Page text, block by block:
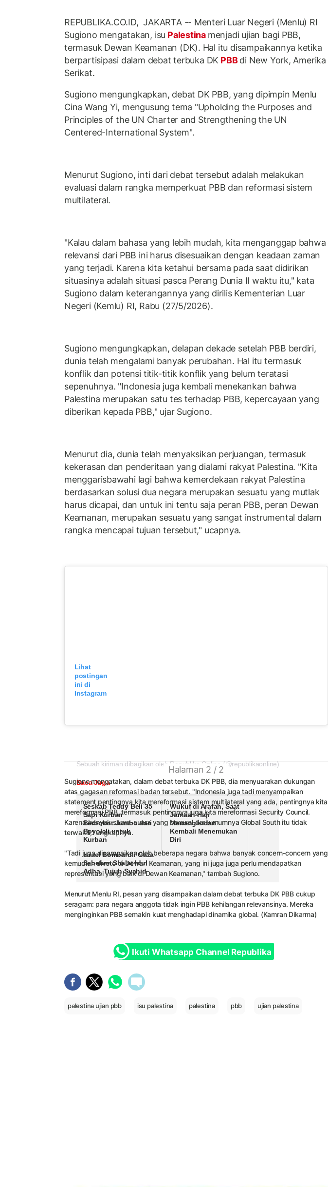
REPUBLIKA.CO.ID, JAKARTA -- Menteri Luar Negeri (Menlu) RI
Sugiono mengatakan, isu Palestina menjadi ujian bagi PBB,
termasuk Dewan Keamanan (DK). Hal itu disampaikannya ketika
berpartisipasi dalam debat terbuka DK PBBdi New York, Amerika
Serikat.
Sugiono mengungkapkan, debat DK PBB, yang dipimpin Menlu
Cina Wang Yi, mengusung tema "Upholding the Purposes and
Principles of the UN Charter and Strengthening the UN
Centered-International System".
Menurut Sugiono, inti dari debat tersebut adalah melakukan
evaluasi dalam rangka memperkuat PBB dan reformasi sistem
multilateral.
"Kalau dalam bahasa yang lebih mudah, kita menganggap bahwa
relevansi dari PBB ini harus disesuaikan dengan keadaan zaman
yang terjadi. Karena kita ketahui bersama pada saat didirikan
situasinya adalah situasi pasca Perang Dunia II waktu itu," kata
Sugiono dalam keterangannya yang dirilis Kementerian Luar
Negeri (Kemlu) RI, Rabu (27/5/2026).
Sugiono mengungkapkan, delapan dekade setelah PBB berdiri,
dunia telah mengalami banyak perubahan. Hal itu termasuk
konflik dan potensi titik-titik konflik yang belum teratasi
sepenuhnya. "Indonesia juga kembali menekankan bahwa
Palestina merupakan satu tes terhadap PBB, kepercayaan yang
diberikan kepada PBB," ujar Sugiono.
Menurut dia, dunia telah menyaksikan perjuangan, termasuk
kekerasan dan penderitaan yang dialami rakyat Palestina. "Kita
menggarisbawahi lagi bahwa kemerdekaan rakyat Palestina
berdasarkan solusi dua negara merupakan sesuatu yang mutlak
harus dicapai, dan untuk ini tentu saja peran PBB, peran Dewan
Keamanan, merupakan sesuatu yang sangat instrumental dalam
rangka mencapai tujuan tersebut," ucapnya.
Lihat
postingan
ini di
Instagram
Sebuah kiriman dibagikan oleh Republika Online (@republikaonline)
Baca Juga
Seskab Teddy Beli 35
Sapi Kurban
Berbobot Jumbo dari
Boyolali untuk
Kurban
Wukuf di Arafah, Saat
Jamaah Haji
Menangis dan
Kembali Menemukan
Diri
Israel Bombardir Gaza
Sebelum Shalat Idul
Adha, Tujuh Syahid
Halaman 2 / 2
Sugiono mengatakan, dalam debat terbuka DK PBB, dia menyuarakan dukungan
atas gagasan reformasi badan tersebut. "Indonesia juga tadi menyampaikan
statement pentingnya kita mereformasi sistem multilateral yang ada, pentingnya kita
mereformasi PBB, termasuk pentingnya juga kita mereformasi Security Council.
Karena banyak suara-suara yang berasal dari umumnya Global South itu tidak
terwakili," ungkapnya.
"Tadi juga disampaikan oleh beberapa negara bahwa banyak concern-concern yang
kemudian diveto di Dewan Keamanan, yang ini juga juga perlu mendapatkan
representasi yang baik di Dewan Keamanan," tambah Sugiono.
Menurut Menlu RI, pesan yang disampaikan dalam debat terbuka DK PBB cukup
seragam: para negara anggota tidak ingin PBB kehilangan relevansinya. Mereka
menginginkan PBB semakin kuat menghadapi dinamika global. (Kamran Dikarma)
Ikuti Whatsapp Channel Republika
palestina ujian pbb isu palestina palestina pbb ujian palestina